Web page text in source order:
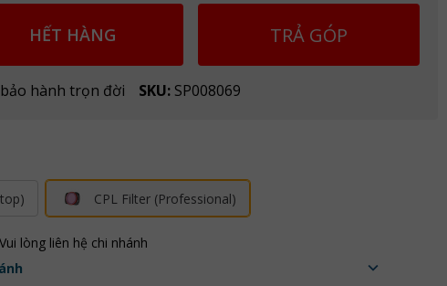
HẾT HÀNG TRẢ GÓP
bảo hành trọn đời SKU: SP008069
CPL Filter (Professional)
Vui lòng liên hệ chi nhánh